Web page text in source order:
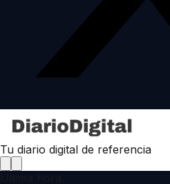
Tu diario digital de referencia